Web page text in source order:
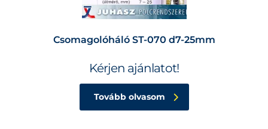
Csomagolóháló ST-070 d7-25mm
Kérjen ajánlatot!
Tovább olvasom